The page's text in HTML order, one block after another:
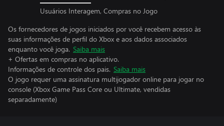
Usuários Interagem, Compras no Jogo
Os fornecedores de jogos iniciados por você recebem acesso às
suas informações de perfil do Xbox e aos dados associados
enquanto você joga. Saiba mais
+ Ofertas em compras no aplicativo.
Informações de controle dos pais. Saiba mais
O jogo requer uma assinatura multijogador online para jogar no
console (Xbox Game Pass Core ou Ultimate, vendidas
separadamente)